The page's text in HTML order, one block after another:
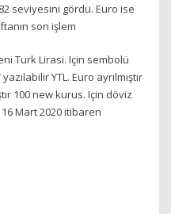
seviyesini gördü. Euro ise
son işlem
Turk Lirasi. Için sembolü
YTL. Euro ayrılmıştır
100 new kurus. Için döviz
Mart 2020 itibaren